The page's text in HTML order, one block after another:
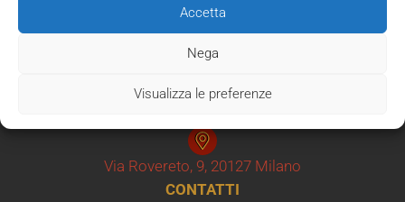
Accetta
Nega
Visualizza le preferenze
SEDE OPERATIVA
SEDE OPERATIVA
Via Rovereto, 9, 20127 Milano
CONTATTI